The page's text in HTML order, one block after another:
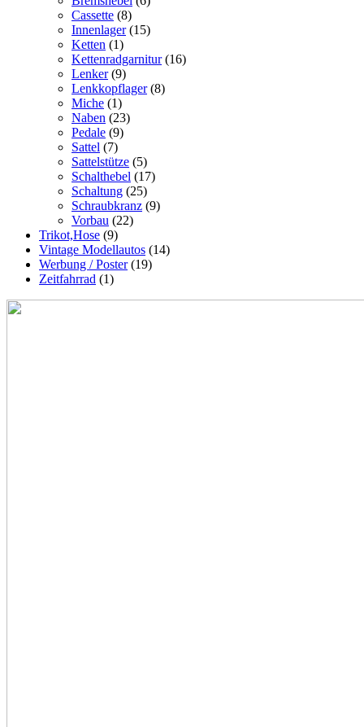
Cassette (8)
Innenlager (15)
Ketten (1)
Kettenradgarnitur (16)
Lenker (9)
Lenkkopflager (8)
Miche (1)
Naben (23)
Pedale (9)
Sattel (7)
Sattelstütze (5)
Schalthebel (17)
Schaltung (25)
Schraubkranz (9)
Vorbau (22)
Trikot,Hose (9)
Vintage Modellautos (14)
Werbung / Poster (19)
Zeitfahrrad (1)